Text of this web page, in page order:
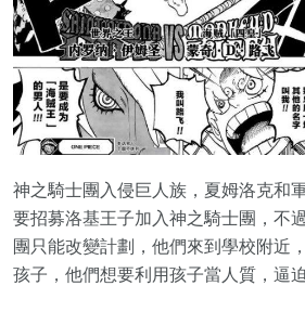
神之騎士團入侵巨人族，夏姆洛克和
要招募洛基王子加入神之騎士團，不
團只能改變計劃，他們來到學校附近
孩子，他們想要利用孩子當人質，逼